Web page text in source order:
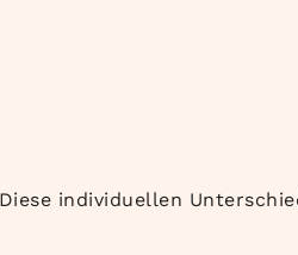
individuellen